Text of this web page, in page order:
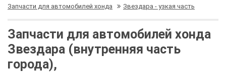
Запчасти для автомобилей хонда Звездара - узкая часть
Запчасти для автомобилей хонда
Звездара (внутренняя часть
города),